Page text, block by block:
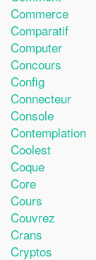
Commerce
Comparatif
Computer
Concours
Config
Connecteur
Console
Contemplation
Coolest
Coque
Core
Cours
Couvrez
Crans
Cryptos